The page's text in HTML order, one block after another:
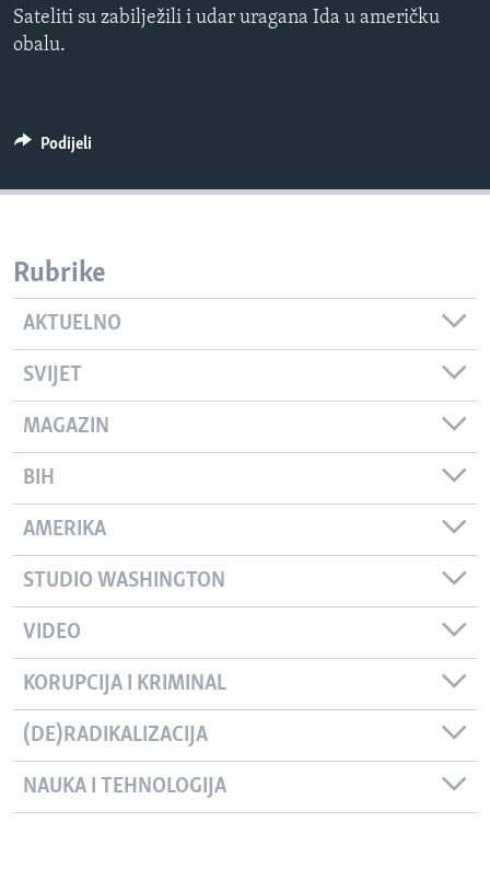
Jezici
Sateliti su zabilježili i udar uragana Ida u američku
obalu.
Podijeli
Rubrike
AKTUELNO
SVIJET
MAGAZIN
BIH
AMERIKA
STUDIO WASHINGTON
VIDEO
KORUPCIJA I KRIMINAL
(DE)RADIKALIZACIJA
NAUKA I TEHNOLOGIJA